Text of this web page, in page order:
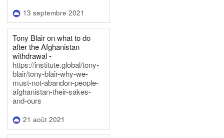
13 septembre 2021
Tony Blair on what to do
after the Afghanistan
withdrawal -
https://institute.global/tony-
blair/tony-blair-why-we-
must-not-abandon-people-
afghanistan-their-sakes-
and-ours
21 août 2021